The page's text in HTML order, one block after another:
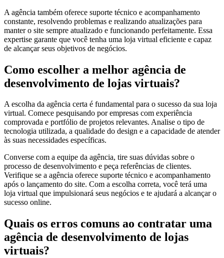
A agência também oferece suporte técnico e acompanhamento
constante, resolvendo problemas e realizando atualizações para
manter o site sempre atualizado e funcionando perfeitamente. Essa
expertise garante que você tenha uma loja virtual eficiente e capaz
de alcançar seus objetivos de negócios.
Como escolher a melhor agência de
desenvolvimento de lojas virtuais?
A escolha da agência certa é fundamental para o sucesso da sua loja
virtual. Comece pesquisando por empresas com experiência
comprovada e portfólio de projetos relevantes. Analise o tipo de
tecnologia utilizada, a qualidade do design e a capacidade de atender
às suas necessidades específicas.
Converse com a equipe da agência, tire suas dúvidas sobre o
processo de desenvolvimento e peça referências de clientes.
Verifique se a agência oferece suporte técnico e acompanhamento
após o lançamento do site. Com a escolha correta, você terá uma
loja virtual que impulsionará seus negócios e te ajudará a alcançar o
sucesso online.
Quais os erros comuns ao contratar uma
agência de desenvolvimento de lojas
virtuais?